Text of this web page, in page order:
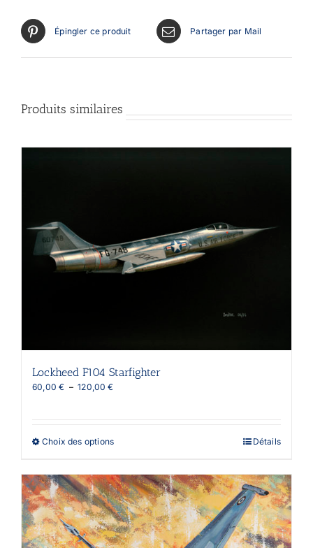
Épingler ce produit Partager par Mail
Produits similaires
Lockheed F104 Starfighter
60,00€ – 120,00€Plage
Choix des optionsCe
plusieurs
variations.
Les
options
peuvent
être
Détails